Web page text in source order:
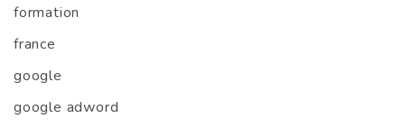
formation
france
google
google adword